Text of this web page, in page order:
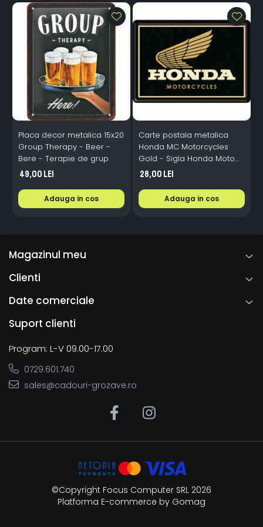
Placa decor metalica 15x20
Group Therapy - Beer -
Bere - Terapie de grup
49,00 Lei
Adauga in cos
Carte postala metalica
Honda MC Motorcycles
Gold - Sigla Honda Moto
pe auriu, Originala, 10x14
cm
28,00 Lei
Adauga in cos
Magazinul meu
Clienti
Date comerciale
Suport clienti
Program: L-V 09.00-17.00
0729.601.740
sales@cadouri-grozave.ro
©Copyright Focus Computer SRL 2026
Platforma E-commerce by Gomag